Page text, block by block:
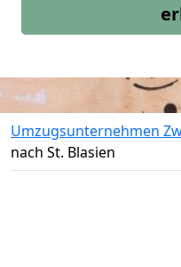
Umzugsunternehmen
nach St. Blasien